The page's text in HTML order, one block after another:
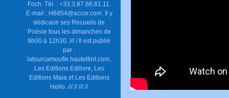
Foch. Tél. : +33.3.87.66.81.11.
E-mail : H6854@accor.com. Il y
dédicace ses Recueils de
Poésie tous les dimanches de
9h00 à 12h30. /// / Il est publié
par :
latourcamoufle.hautetfort.com,
Les Editions Edilivre, Les
Editions Maia et Les Editions
Hello. /// // /// //